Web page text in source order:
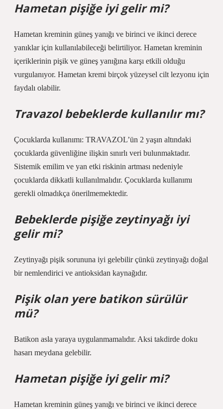
Hametan pişiğe iyi gelir mi?
Hametan kreminin güneş yanığı ve birinci ve ikinci derece
yanıklar için kullanılabileceği belirtiliyor. Hametan kreminin
içeriklerinin pişik ve güneş yanığına karşı etkili olduğu
vurgulanıyor. Hametan kremi birçok yüzeysel cilt lezyonu için
faydalı olabilir.
Travazol bebeklerde kullanılır mı?
Çocuklarda kullanımı: TRAVAZOL’ün 2 yaşın altındaki
çocuklarda güvenliğine ilişkin sınırlı veri bulunmaktadır.
Sistemik emilim ve yan etki riskinin artması nedeniyle
çocuklarda dikkatli kullanılmalıdır. Çocuklarda kullanımı
gerekli olmadıkça önerilmemektedir.
Bebeklerde pişiğe zeytinyağı iyi
gelir mi?
Zeytinyağı pişik sorununa iyi gelebilir çünkü zeytinyağı doğal
bir nemlendirici ve antioksidan kaynağıdır.
Pişik olan yere batikon sürülür
mü?
Batikon asla yaraya uygulanmamalıdır. Aksi takdirde doku
hasarı meydana gelebilir.
Hametan pişiğe iyi gelir mi?
Hametan kreminin güneş yanığı ve birinci ve ikinci derece